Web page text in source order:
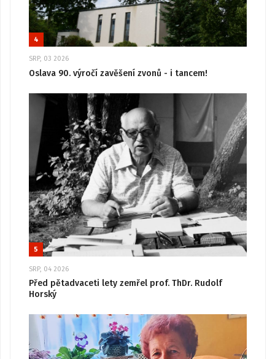
4
SRP, 03 2026
Oslava 90. výročí zavěšení zvonů - i tancem!
5
SRP, 04 2026
Před pětadvaceti lety zemřel prof. ThDr. Rudolf
Horský